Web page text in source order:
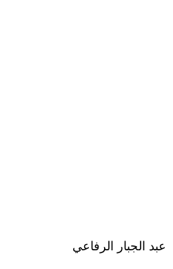
عبد الجبار الرفاعي